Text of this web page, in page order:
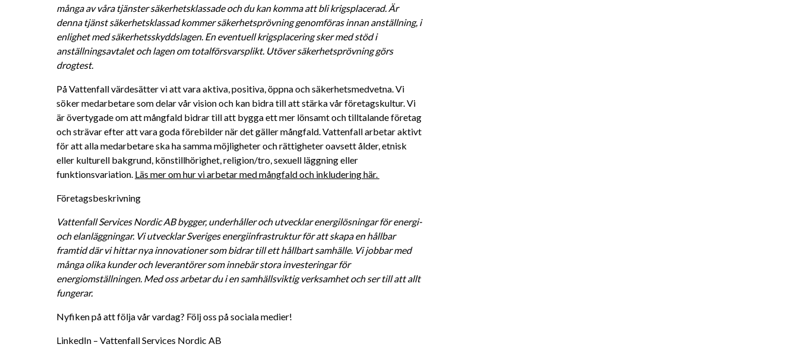
många av våra tjänster säkerhetsklassade och du kan komma att bli krigsplacerad. Är
denna tjänst säkerhetsklassad kommer säkerhetsprövning genomföras innan anställning, i
enlighet med säkerhetsskyddslagen. En eventuell krigsplacering sker med stöd i
anställningsavtalet och lagen om totalförsvarsplikt. Utöver säkerhetsprövning görs
drogtest.
På Vattenfall värdesätter vi att vara aktiva, positiva, öppna och säkerhetsmedvetna. Vi
söker medarbetare som delar vår vision och kan bidra till att stärka vår företagskultur. Vi
är övertygade om att mångfald bidrar till att bygga ett mer lönsamt och tilltalande företag
och strävar efter att vara goda förebilder när det gäller mångfald. Vattenfall arbetar aktivt
för att alla medarbetare ska ha samma möjligheter och rättigheter oavsett ålder, etnisk
eller kulturell bakgrund, könstillhörighet, religion/tro, sexuell läggning eller
funktionsvariation. Läs mer om hur vi arbetar med mångfald och inkludering här.
Företagsbeskrivning
Vattenfall Services Nordic AB bygger, underhåller och utvecklar energilösningar för energi-
och elanläggningar. Vi utvecklar Sveriges energiinfrastruktur för att skapa en hållbar
framtid där vi hittar nya innovationer som bidrar till ett hållbart samhälle. Vi jobbar med
många olika kunder och leverantörer som innebär stora investeringar för
energiomställningen. Med oss arbetar du i en samhällsviktig verksamhet och ser till att allt
fungerar.
Nyfiken på att följa vår vardag? Följ oss på sociala medier!
LinkedIn – Vattenfall Services Nordic AB